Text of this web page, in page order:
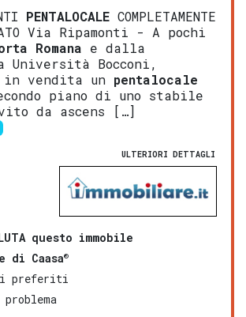
PENTALOCALE COMPLETAMENTE
Via Ripamonti - A pochi
Romana e dalla
Università Bocconi,
in vendita un pentalocale
piano di uno stabile
da ascens […]
ULTERIORI DETTAGLI
questo immobile
di Caasa®
preferiti
problema